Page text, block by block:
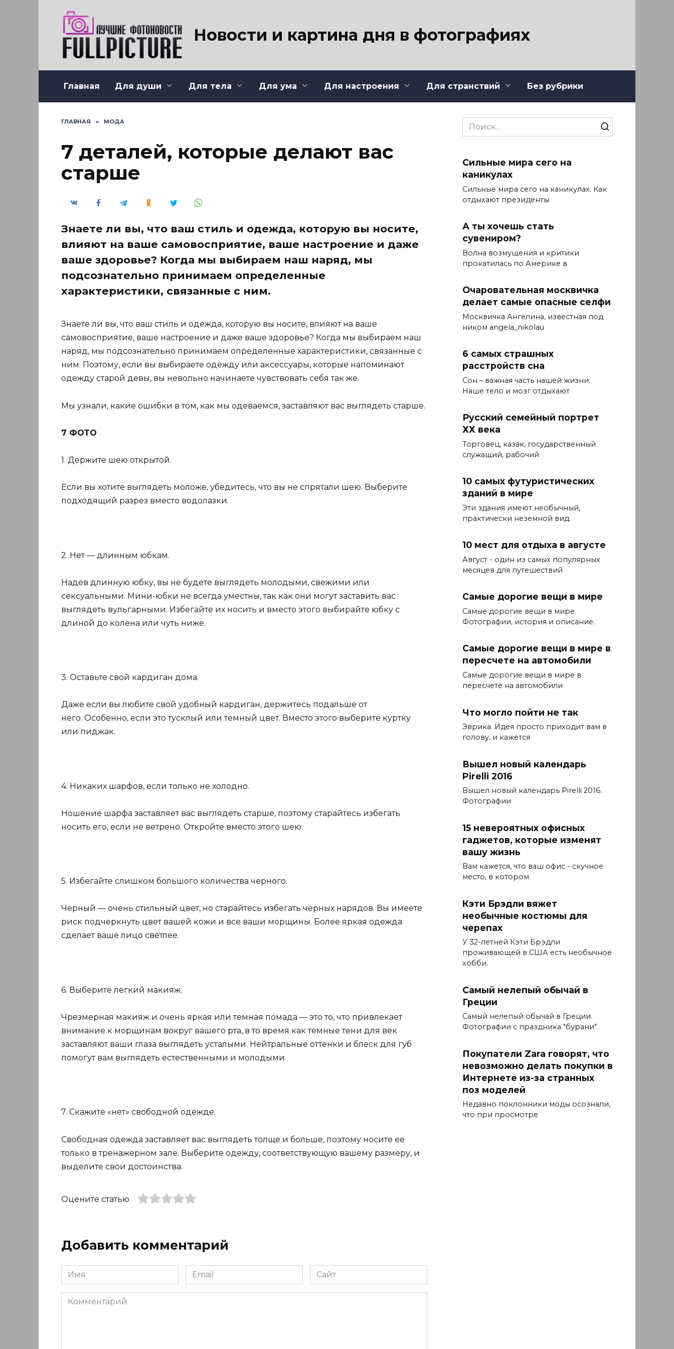
Новости и картина дня в фотографиях
Главная Для души Для тела Для ума Для настроения Для странствий Без рубрики
ГЛАВНАЯ » МОДА
7 деталей, которые делают вас
старше
Знаете ли вы, что ваш стиль и одежда, которую вы носите,
влияют на ваше самовосприятие, ваше настроение и даже
ваше здоровье? Когда мы выбираем наш наряд, мы
подсознательно принимаем определенные
характеристики, связанные с ним.
Знаете ли вы, что ваш стиль и одежда, которую вы носите, влияют на ваше
самовосприятие, ваше настроение и даже ваше здоровье? Когда мы выбираем наш
наряд, мы подсознательно принимаем определенные характеристики, связанные с
ним. Поэтому, если вы выбираете одежду или аксессуары, которые напоминают
одежду старой девы, вы невольно начинаете чувствовать себя так же.
Мы узнали, какие ошибки в том, как мы одеваемся, заставляют вас выглядеть старше.
7 ФОТО
1. Держите шею открытой.
Если вы хотите выглядеть моложе, убедитесь, что вы не спрятали шею. Выберите
подходящий разрез вместо водолазки.
2. Нет — длинным юбкам.
Надев длинную юбку, вы не будете выглядеть молодыми, свежими или
сексуальными. Мини-юбки не всегда уместны, так как они могут заставить вас
выглядеть вульгарными. Избегайте их носить и вместо этого выбирайте юбку с
длиной до колена или чуть ниже.
3. Оставьте свой кардиган дома.
Даже если вы любите свой удобный кардиган, держитесь подальше от
него. Особенно, если это тусклый или темный цвет. Вместо этого выберите куртку
или пиджак.
4. Никаких шарфов, если только не холодно.
Ношение шарфа заставляет вас выглядеть старше, поэтому старайтесь избегать
носить его, если не ветрено. Откройте вместо этого шею.
5. Избегайте слишком большого количества черного.
Черный — очень стильный цвет, но старайтесь избегать черных нарядов. Вы имеете
риск подчеркнуть цвет вашей кожи и все ваши морщины. Более яркая одежда
сделает ваше лицо светлее.
6. Выберите легкий макияж.
Чрезмерная макияж и очень яркая или темная помада — это то, что привлекает
внимание к морщинам вокруг вашего рта, в то время как темные тени для век
заставляют ваши глаза выглядеть усталыми. Нейтральные оттенки и блеск для губ
помогут вам выглядеть естественными и молодыми.
7. Скажите «нет» свободной одежде.
Свободная одежда заставляет вас выглядеть толще и больше, поэтому носите ее
только в тренажерном зале. Выберите одежду, соответствующую вашему размеру, и
выделите свои достоинства.
Оцените статью
Добавить комментарий
Имя
*
Email
*
Сайт
Комментарий
Search
for:
Сильные мира сего на
каникулах
Сильные мира сего на каникулах. Как
отдыхают президенты
А ты хочешь стать
сувениром?
Волна возмущения и критики
прокатилась по Америке в
Очаровательная москвичка
делает самые опасные селфи
Москвичка Ангелина, известная под
ником angela_nikolau
6 самых страшных
расстройств сна
Сон – важная часть нашей жизни.
Наше тело и мозг отдыхают
Русский семейный портрет
ХХ века
Торговец, казак, государственный
служащий, рабочий
10 самых футуристических
зданий в мире
Эти здания имеют необычный,
практически неземной вид.
10 мест для отдыха в августе
Август - один из самых популярных
месяцев для путешествий
Самые дорогие вещи в мире
Самые дорогие вещи в мире.
Фотографии, история и описание.
Самые дорогие вещи в мире в
пересчете на автомобили
Самые дорогие вещи в мире в
пересчете на автомобили
Что могло пойти не так
Эврика. Идея просто приходит вам в
голову, и кажется
Вышел новый календарь
Pirelli 2016
Вышел новый календарь Pirelli 2016.
Фотографии
15 невероятных офисных
гаджетов, которые изменят
вашу жизнь
Вам кажется, что ваш офис - скучное
место, в котором
Кэти Брэдли вяжет
необычные костюмы для
черепах
У 32-летней Кэти Брэдли
проживающей в США есть необычное
хобби.
Самый нелепый обычай в
Греции
Самый нелепый обычай в Греции.
Фотографии с праздника "бурани".
Покупатели Zara говорят, что
невозможно делать покупки в
Интернете из-за странных
поз моделей
Недавно поклонники моды осознали,
что при просмотре